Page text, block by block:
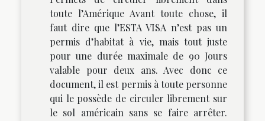
toute l’Amérique Avant toute chose, il
faut dire que l’ESTA VISA n’est pas un
permis d’habitat à vie, mais tout juste
pour une durée maximale de 90 Jours
valable pour deux ans. Avec donc ce
document, il est permis à toute personne
qui le possède de circuler librement sur
le sol américain sans se faire arrêter.